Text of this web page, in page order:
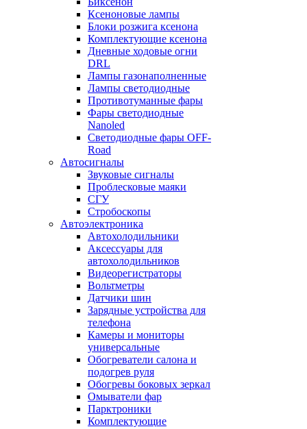
Ксеноновые лампы
Блоки розжига ксенона
Комплектующие ксенона
Дневные ходовые огни
DRL
Лампы газонаполненные
Лампы светодиодные
Противотуманные фары
Фары светодиодные
Nanoled
Светодиодные фары OFF-
Road
Автосигналы
Звуковые сигналы
Проблесковые маяки
СГУ
Стробоскопы
Автоэлектроника
Автохолодильники
Аксессуары для
автохолодильников
Видеорегистраторы
Вольтметры
Датчики шин
Зарядные устройства для
телефона
Камеры и мониторы
универсальные
Обогреватели салона и
подогрев руля
Обогревы боковых зеркал
Омыватели фар
Парктроники
Комплектующие